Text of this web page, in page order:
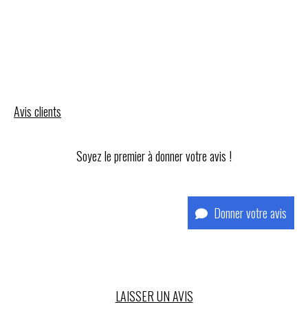
Avis clients
Soyez le premier à donner votre avis !
Donner votre avis
LAISSER UN AVIS